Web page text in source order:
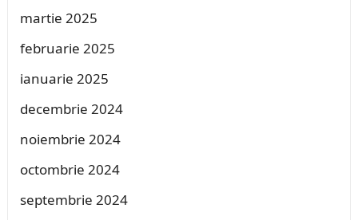
martie 2025
februarie 2025
ianuarie 2025
decembrie 2024
noiembrie 2024
octombrie 2024
septembrie 2024